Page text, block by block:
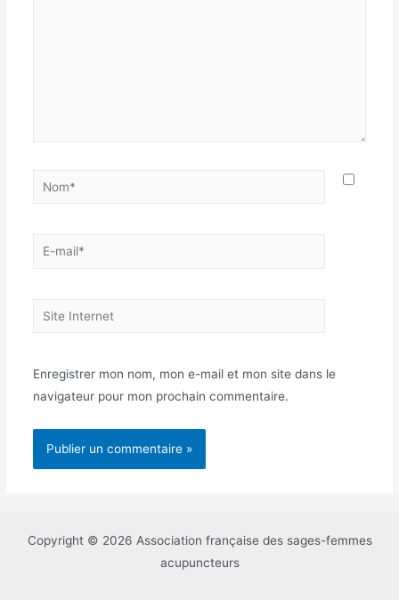
Nom*
E-
Site
Enregistrer mon nom, mon e-mail et mon site dans le
navigateur pour mon prochain commentaire.
Copyright © 2026 Association française des sages-femmes
acupuncteurs